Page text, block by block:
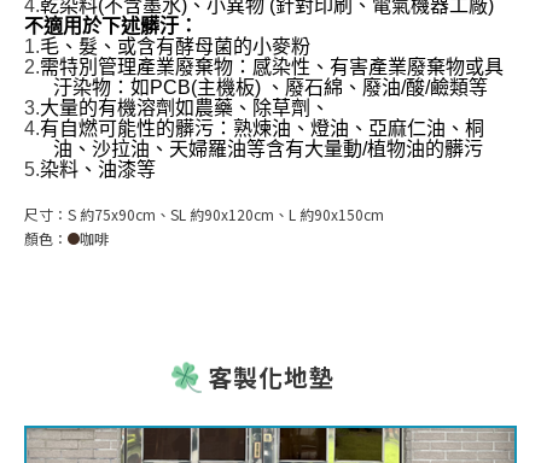
4.乾染料(不含墨水) 、小異物 (針對印刷、電氣機器工廠)
不適用於下述髒汙 ：
1.毛、髮 、或含有酵母菌的小麥粉
2.需特別管理產業廢棄物：感染性 、有害產業廢棄物或具
汙染物：如 PCB(主機板) 、廢石綿、廢油/酸/鹼類等
3.大量的有機溶劑如農藥、除草劑 、
4.有自燃可能性的髒污：熟煉油、燈油、亞麻仁油、桐
油、沙拉油、天婦羅油等含有大量動/植物油的髒污
5.染料、油漆等
尺寸： S 約75x90cm、SL 約90x120cm、L 約90x150cm
顏色：
咖啡
客製化地墊